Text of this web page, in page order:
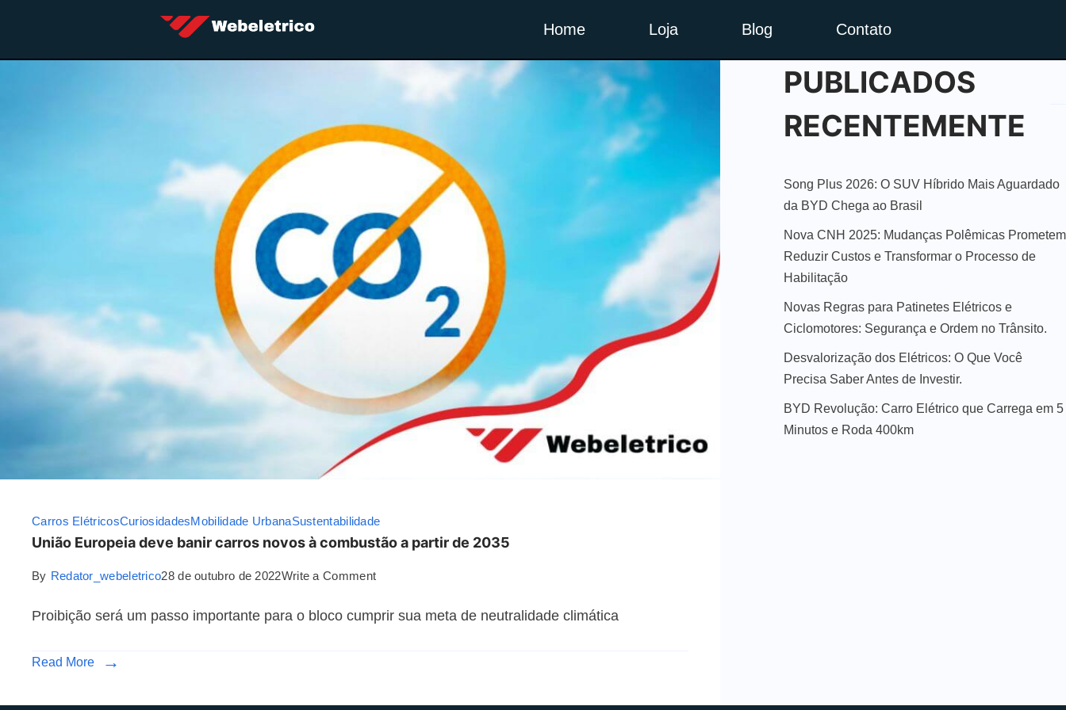
Home Loja Blog Contato
Carros ElétricosCuriosidadesMobilidade UrbanaSustentabilidade
União Europeia deve banir carros novos à combustão a partir de 2035
By Redator_webeletrico28 de outubro de 2022Write a Comment
Proibição será um passo importante para o bloco cumprir sua meta de neutralidade climática
Read More
PUBLICADOS
RECENTEMENTE
Song Plus 2026: O SUV Híbrido Mais Aguardado
da BYD Chega ao Brasil
Nova CNH 2025: Mudanças Polêmicas Prometem
Reduzir Custos e Transformar o Processo de
Habilitação
Novas Regras para Patinetes Elétricos e
Ciclomotores: Segurança e Ordem no Trânsito.
Desvalorização dos Elétricos: O Que Você
Precisa Saber Antes de Investir.
BYD Revolução: Carro Elétrico que Carrega em 5
Minutos e Roda 400km